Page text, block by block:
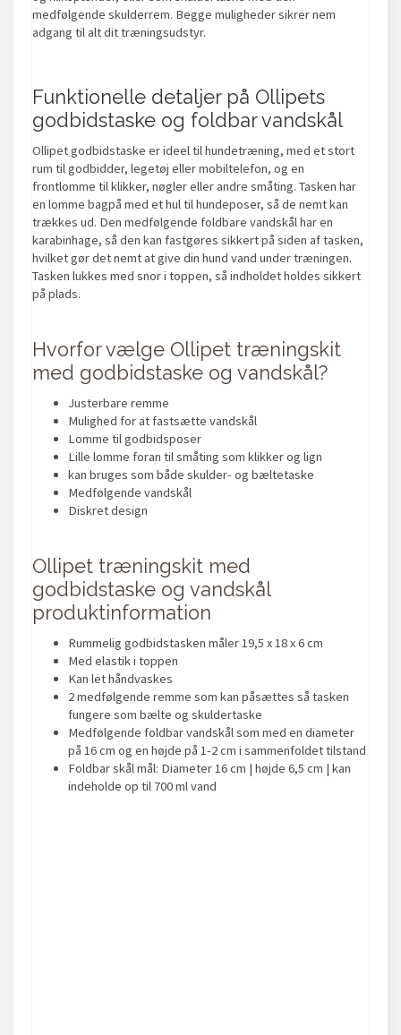
medfølgende skulderrem. Begge muligheder sikrer nem
adgang til alt dit træningsudstyr.
Funktionelle detaljer på Ollipets
godbidstaske og foldbar vandskål
Ollipet godbidstaske er ideel til hundetræning, med et stort
rum til godbidder, legetøj eller mobiltelefon, og en
frontlomme til klikker, nøgler eller andre småting. Tasken har
en lomme bagpå med et hul til hundeposer, så de nemt kan
trækkes ud. Den medfølgende foldbare vandskål har en
karabinhage, så den kan fastgøres sikkert på siden af tasken,
hvilket gør det nemt at give din hund vand under træningen.
Tasken lukkes med snor i toppen, så indholdet holdes sikkert
på plads.
Hvorfor vælge Ollipet træningskit
med godbidstaske og vandskål?
Justerbare remme
Mulighed for at fastsætte vandskål
Lomme til godbidsposer
Lille lomme foran til småting som klikker og lign
kan bruges som både skulder- og bæltetaske
Medfølgende vandskål
Diskret design
Ollipet træningskit med
godbidstaske og vandskål
produktinformation
Rummelig godbidstasken måler 19,5 x 18 x 6 cm
Med elastik i toppen
Kan let håndvaskes
2 medfølgende remme som kan påsættes så tasken
fungere som bælte og skuldertaske
Medfølgende foldbar vandskål som med en diameter
på 16 cm og en højde på 1-2 cm i sammenfoldet tilstand
Foldbar skål mål: Diameter 16 cm | højde 6,5 cm | kan
indeholde op til 700 ml vand